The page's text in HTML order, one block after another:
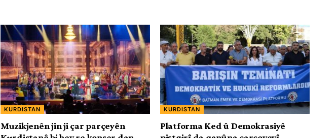
KURDISTAN
Muzikjenên jin ji çar parçeyên
KURDISTAN
Platforma Ked û Demokrasiyê